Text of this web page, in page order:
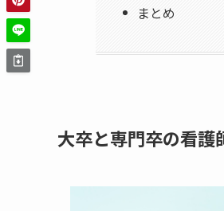
まとめ
大卒と専門卒の看護